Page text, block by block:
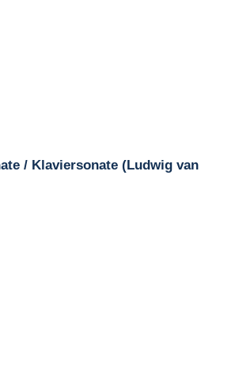
/ Klaviersonate (Ludwig van